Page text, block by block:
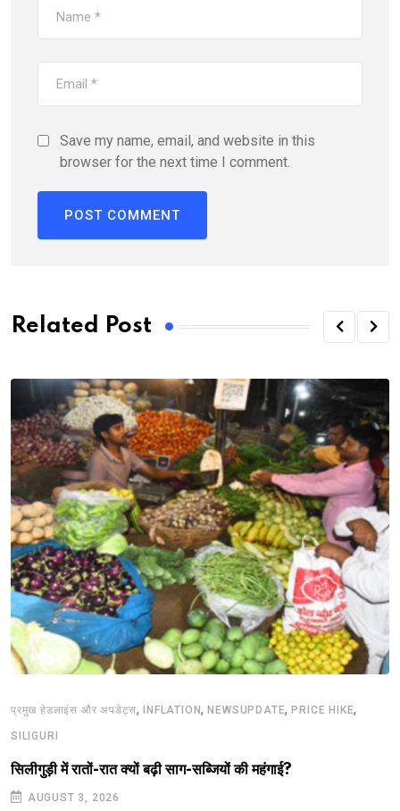
Save my name, email, and website in this
browser for the next time I comment.
Related Post
प्रमुख हेडलाइंस और अपडेट्स, INFLATION,NEWSUPDATE,PRICE HIKE,
SILIGURI
सिलीगुड़ी में रातों-रात क्यों बढ़ी साग-सब्जियों की महंगाई?
AUGUST 3, 2026